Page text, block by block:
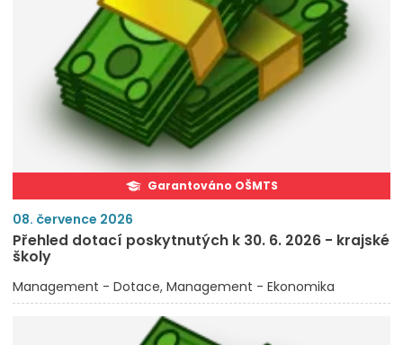
Garantováno OŠMTS
08. července 2026
Přehled dotací poskytnutých k 30. 6. 2026 - krajské
školy
Management - Dotace Management - Ekonomika